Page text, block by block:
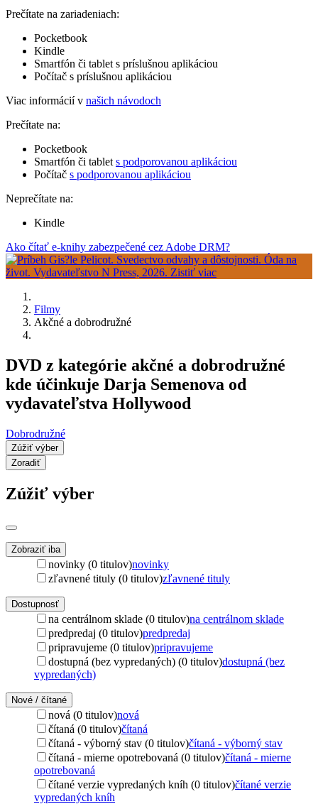
Prečítate na zariadeniach:
Pocketbook
Kindle
Smartfón či tablet s príslušnou aplikáciou
Počítač s príslušnou aplikáciou
Viac informácií v našich návodoch
Prečítate na:
Pocketbook
Smartfón či tablet s podporovanou aplikáciou
Počítač s podporovanou aplikáciou
Neprečítate na:
Kindle
Ako čítať e-knihy zabezpečené cez Adobe DRM?
Filmy
Akčné a dobrodružné
DVD z kategórie akčné a dobrodružné
kde účinkuje Darja Semenova od
vydavateľstva Hollywood
Dobrodružné
Zúžiť výber
Zoradiť
Zúžiť výber
Zobraziť iba
novinky (0 titulov)novinky
zľavnené tituly (0 titulov)zľavnené tituly
Dostupnosť
na centrálnom sklade (0 titulov)na centrálnom sklade
predpredaj (0 titulov)predpredaj
pripravujeme (0 titulov)pripravujeme
dostupná (bez vypredaných) (0 titulov)dostupná (bez
vypredaných)
Nové / čítané
nová (0 titulov)nová
čítaná (0 titulov)čítaná
čítaná - výborný stav (0 titulov)čítaná - výborný stav
čítaná - mierne opotrebovaná (0 titulov)čítaná - mierne
opotrebovaná
čítané verzie vypredaných kníh (0 titulov)čítané verzie
vypredaných kníh